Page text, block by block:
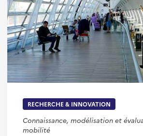
RECHERCHE & INNOVATION
Connaissance, modélisation et
mobilité